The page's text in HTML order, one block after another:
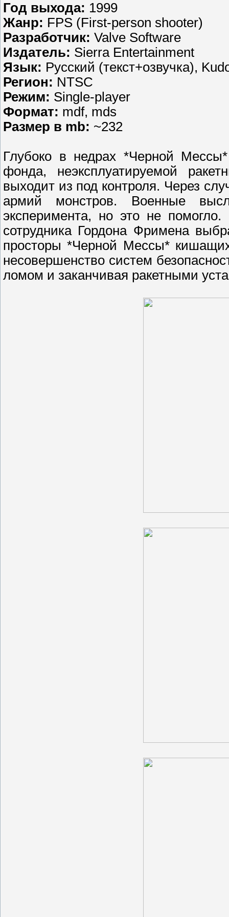
Год выхода: 1999
Жанр: FPS (First-person shooter)
Разработчик: Valve Software
Издатель: Sierra Entertainment
Язык: Русский (текст+озвучка),
Регион: NTSC
Режим: Single-player
Формат: mdf, mds
Размер в mb: ~232
Глубоко в недрах *Черной Мессы*
фонда, неэксплуатируемой
выходит из под контроля. Через
армий монстров. Военные
эксперимента, но это не
сотрудника Гордона Фримена
просторы *Черной Мессы*
несовершенство систем
ломом и заканчивая ракетными